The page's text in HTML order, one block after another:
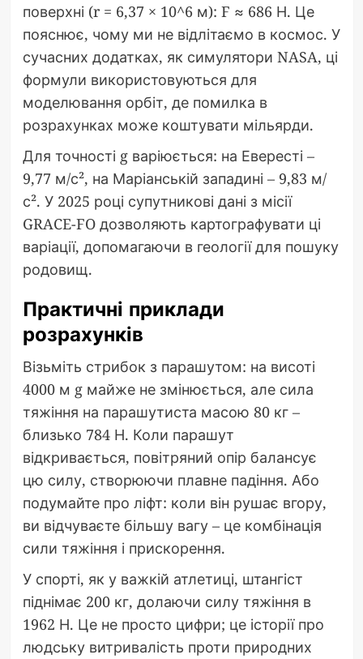
поверхні (r = 6,37 × 10^6 м): F ≈ 686 Н. Це
пояснює, чому ми не відлітаємо в космос. У
сучасних додатках, як симулятори NASA, ці
формули використовуються для
моделювання орбіт, де помилка в
розрахунках може коштувати мільярди.
Для точності g варіюється: на Евересті –
9,77 м/с², на Маріанській западині – 9,83 м/
с². У 2025 році супутникові дані з місії
GRACE-FO дозволяють картографувати ці
варіації, допомагаючи в геології для пошуку
родовищ.
Практичні приклади
розрахунків
Візьміть стрибок з парашутом: на висоті
4000 м g майже не змінюється, але сила
тяжіння на парашутиста масою 80 кг –
близько 784 Н. Коли парашут
відкривається, повітряний опір балансує
цю силу, створюючи плавне падіння. Або
подумайте про ліфт: коли він рушає вгору,
ви відчуваєте більшу вагу – це комбінація
сили тяжіння і прискорення.
У спорті, як у важкій атлетиці, штангіст
піднімає 200 кг, долаючи силу тяжіння в
1962 Н. Це не просто цифри; це історії про
людську витривалість проти природних